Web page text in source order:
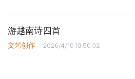
游越南诗四首
文艺创作 2026/4/10 10:50:02